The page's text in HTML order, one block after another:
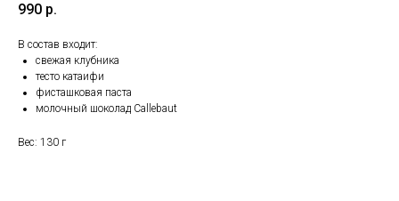
990 р.
В состав входит:
свежая клубника
тесто катаифи
фисташковая паста
молочный шоколад Callebaut
Вес: 130 г